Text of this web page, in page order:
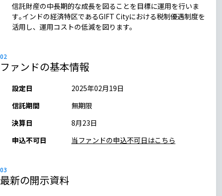
信託財産の中長期的な成長を図ることを目標に運用を行いま
す｡インドの経済特区であるGIFT Cityにおける税制優遇制度を
活用し、運用コストの低減を図ります。
ファンドの基本情報
設定日
2025年02月19日
信託期間
無期限
決算日
8月23日
申込不可日
当ファンドの申込不可日はこちら
最新の開示資料